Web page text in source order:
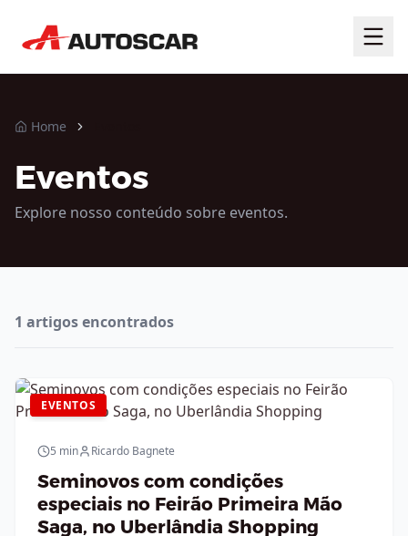
Home
Eventos
Explore nosso conteúdo sobre eventos.
1 artigos encontrados
EVENTOS
5 min Ricardo Bagnete
Seminovos com condições
especiais no Feirão Primeira Mão
Saga, no Uberlândia Shopping